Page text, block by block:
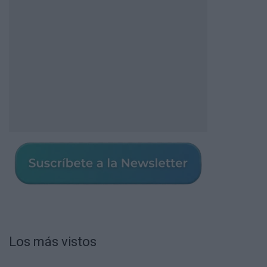
Los más vistos